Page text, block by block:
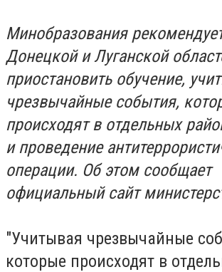
Минобразования
Донецкой и Луганской
приостановить обучение,
чрезвычайные события,
происходят в отдельных
и проведение
операции. Об этом сообщает
официальный сайт
"Учитывая чрезвычайные
которые происходят в